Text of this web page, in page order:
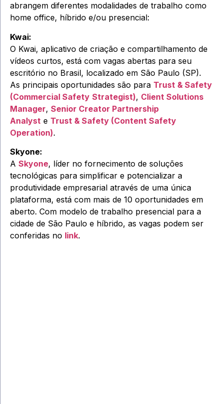
abrangem diferentes modalidades de trabalho como
home office, híbrido e/ou presencial:
Kwai:
O Kwai, aplicativo de criação e compartilhamento de
vídeos curtos, está com vagas abertas para seu
escritório no Brasil, localizado em São Paulo (SP).
As principais oportunidades são para Trust & Safety
(Commercial Safety Strategist), Client Solutions
Manager, Senior Creator Partnership
Analyst e Trust & Safety (Content Safety
Operation).
Skyone:
A Skyone, líder no fornecimento de soluções
tecnológicas para simplificar e potencializar a
produtividade empresarial através de uma única
plataforma, está com mais de 10 oportunidades em
aberto. Com modelo de trabalho presencial para a
cidade de São Paulo e híbrido, as vagas podem ser
conferidas no link.